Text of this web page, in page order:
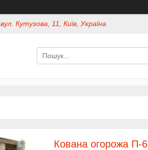
вул. Кутузова, 11, Київ, Україна
Кована огорожа П-6